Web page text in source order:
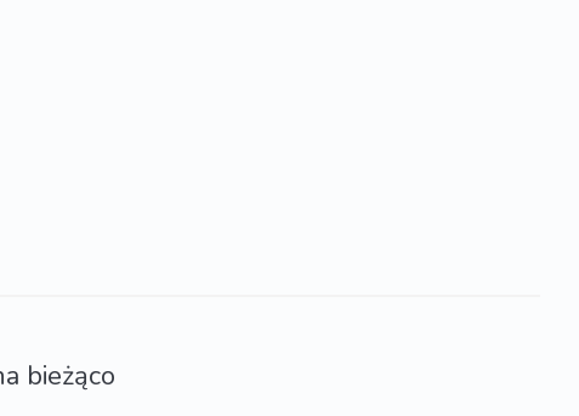
bieżąco